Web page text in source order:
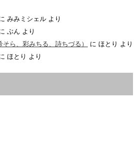
みみミシェル より
ぶん より
ら、彩みちる、詩ちづる）
に ほとり より
ほとり より